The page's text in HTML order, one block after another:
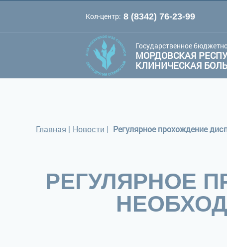
Шрифт: A A A
Кол-центр: 8 (8342) 76-23-99
Государственное
МОРДОВСКАЯ
КЛИНИЧЕСКАЯ
Главная | Новости | Регулярное прохождение
РЕГУЛЯРНОЕ